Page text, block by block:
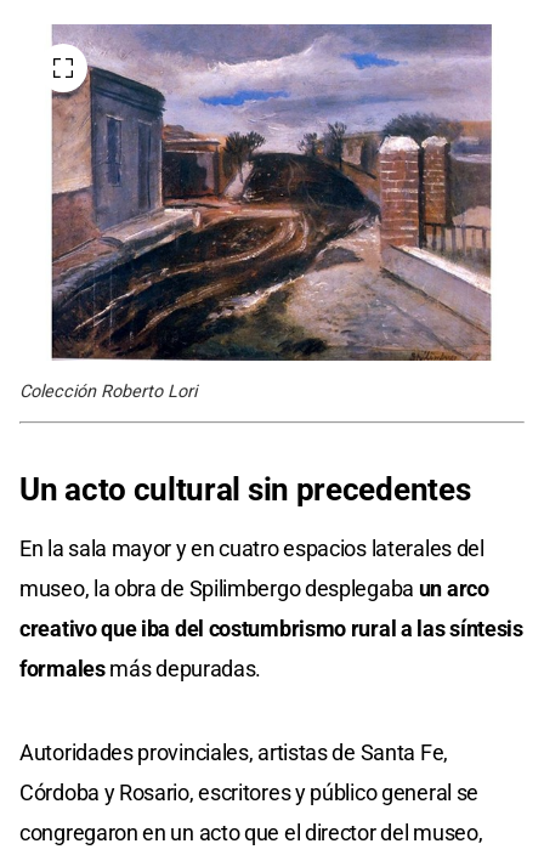
Colección Roberto Lori
Un acto cultural sin precedentes
En la sala mayor y en cuatro espacios laterales del
museo, la obra de Spilimbergo desplegaba un arco
creativo que iba del costumbrismo rural a las síntesis
formalesmás depuradas.
Autoridades provinciales, artistas de Santa Fe,
Córdoba y Rosario, escritores y público general se
congregaron en un acto que el director del museo,